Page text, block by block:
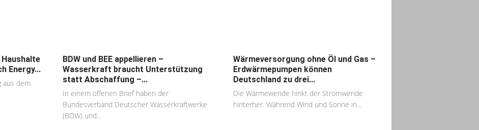
Energy...
aus dem
BDW und BEE appellieren –
Wasserkraft braucht Unterstützung
statt Abschaffung –...
In einem offenen Brief haben der
Bundesverband Deutscher Wasserkraftwerke
(BDW) und...
Wärmeversorgung ohne Öl und Gas –
Erdwärmepumpen können
Deutschland zu drei...
Die Wärmewende hinkt der Stromwende
hinterher. Während Wind und Sonne in...